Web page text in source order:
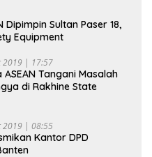
Dipimpin Sultan Paser 18,
Equipment
2019 | 17:57
Tangani Masalah
di Rakhine State
2019 | 08:55
Kantor DPD